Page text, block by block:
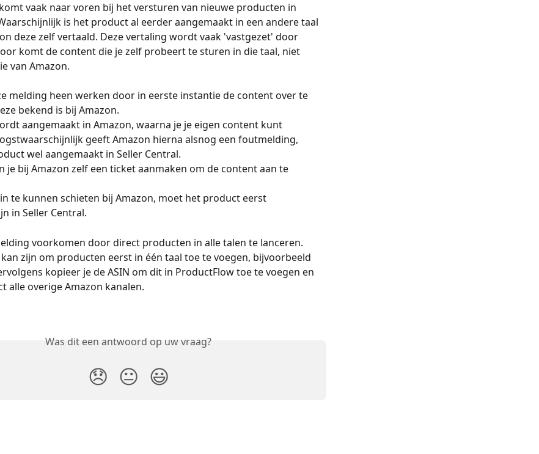
vaak naar voren bij het versturen van nieuwe producten in
is het product al eerder aangemaakt in een andere taal
deze zelf vertaald. Deze vertaling wordt vaak 'vastgezet' door
komt de content die je zelf probeert te sturen in die taal, niet
van Amazon.
melding heen werken door in eerste instantie de content over te
bekend is bij Amazon.
aangemaakt in Amazon, waarna je je eigen content kunt
geeft Amazon hierna alsnog een foutmelding,
wel aangemaakt in Seller Central.
je bij Amazon zelf een ticket aanmaken om de content aan te
te kunnen schieten bij Amazon, moet het product eerst
in Seller Central.
voorkomen door direct producten in alle talen te lanceren.
zijn om producten eerst in één taal toe te voegen, bijvoorbeeld
kopieer je de ASIN om dit in ProductFlow toe te voegen en
alle overige Amazon kanalen.
Was dit een antwoord op uw vraag?
😞 😐 😃